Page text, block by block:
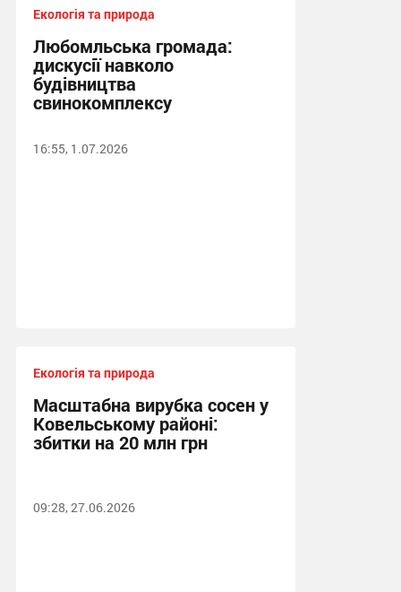
Екологія та природа
Любомльська громада:
дискусії навколо
будівництва
свинокомплексу
16:55, 1.07.2026
Екологія та природа
Масштабна вирубка сосен у
Ковельському районі:
збитки на 20 млн грн
09:28, 27.06.2026